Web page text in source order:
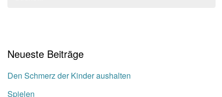
Neueste Beiträge
Den Schmerz der Kinder aushalten
Spielen